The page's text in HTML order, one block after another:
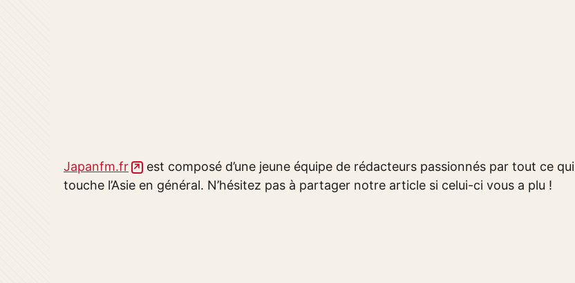
Japanfm.fr
est composé d’une jeune équipe de rédacteurs passionnés par tout ce qui
touche l’Asie en général. N’hésitez pas à partager notre article si celui-ci vous a plu !